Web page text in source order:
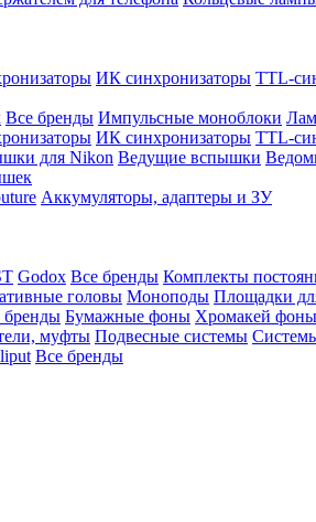
ИК синхронизаторы TTL-
Все бренды Импульсные моноблоки
ИК синхронизаторы TTL-
для Nikon Ведущие вспышки
Аккумуляторы, адаптеры и ЗУ
Godox Все бренды Комплекты
головы Моноподы Площадки
бренды Бумажные фоны Хромакей фоны
муфты Подвесные системы
Все бренды